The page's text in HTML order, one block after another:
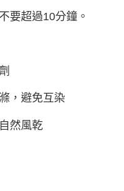
要超過10分鐘。
，避免互染
然風乾